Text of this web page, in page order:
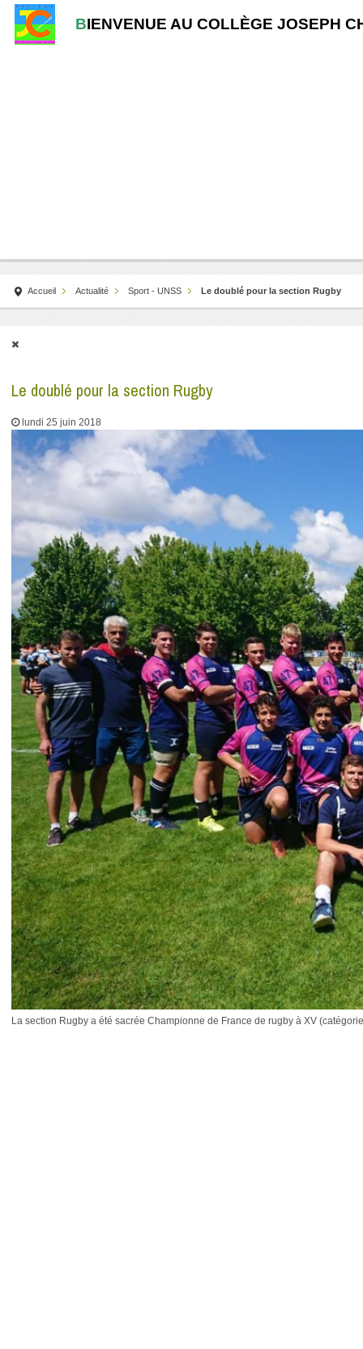
BIENVENUE AU COLLÈGE JOSEPH
Accueil Actualité Sport - UNSS Le doublé pour la section Rugby
Le doublé pour la section Rugby
lundi 25 juin 2018
La section Rugby a été sacrée Championne de France de rugby à XV